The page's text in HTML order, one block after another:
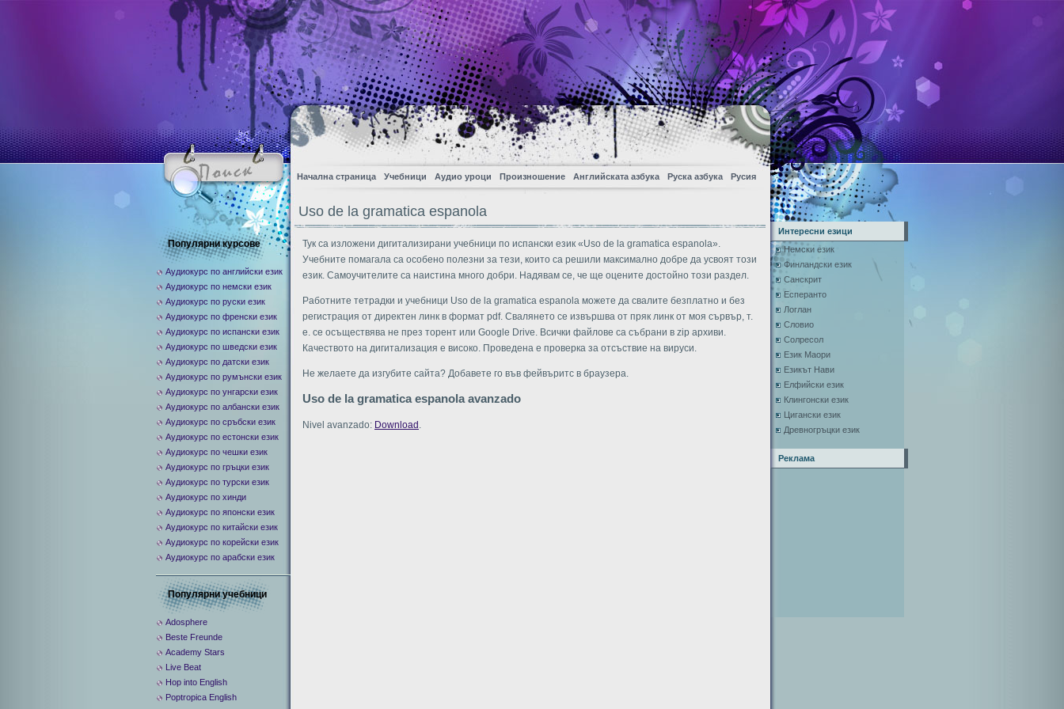
Начална страница Учебници Аудио уроци Произношение Английската азбука Руска азбука Русия
Uso de la gramatica espanola
Тук са изложени дигитализирани учебници по испански език «Uso de la gramatica espanola».
Учебните помагала са особено полезни за тези, които са решили максимално добре да усвоят този
език. Самоучителите са наистина много добри. Надявам се, че ще оцените достойно този раздел.
Работните тетрадки и учебници Uso de la gramatica espanola можете да свалите безплатно и без
регистрация от директен линк в формат pdf. Свалянето се извършва от пряк линк от моя сървър, т.
е. се осъществява не през торент или Google Drive. Всички файлове са събрани в zip архиви.
Качеството на дигитализация е високо. Проведена е проверка за отсъствие на вируси.
Не желаете да изгубите сайта? Добавете го във фейвъритс в браузера.
Uso de la gramatica espanola avanzado
Nivel avanzado: Download.
Популярни курсове
Аудиокурс по английски език
Аудиокурс по немски език
Аудиокурс по руски език
Аудиокурс по френски език
Аудиокурс по испански език
Аудиокурс по шведски език
Аудиокурс по датски език
Аудиокурс по румънски език
Аудиокурс по унгарски език
Аудиокурс по албански език
Аудиокурс по сръбски език
Аудиокурс по естонски език
Аудиокурс по чешки език
Аудиокурс по гръцки език
Аудиокурс по турски език
Аудиокурс по хинди
Аудиокурс по японски език
Аудиокурс по китайски език
Аудиокурс по корейски език
Аудиокурс по арабски език
Популярни учебници
Adosphere
Beste Freunde
Academy Stars
Live Beat
Hop into English
Poptropica English
Интересни езици
Немски език
Финландски език
Санскрит
Есперанто
Логлан
Словио
Солресол
Език Маори
Езикът Нави
Елфийски език
Клингонски език
Цигански език
Древногръцки език
Реклама